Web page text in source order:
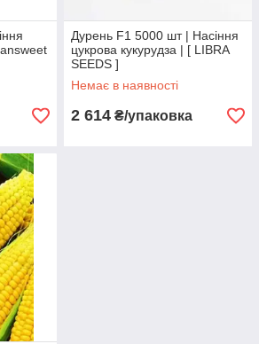
Дурень F1 5000 шт | Насіння
цукрова кукурудза | [ LIBRA
SEEDS ]
Немає в наявності
2 614 ₴/упаковка